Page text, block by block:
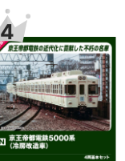
9